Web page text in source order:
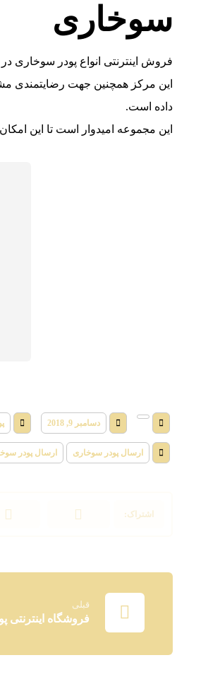
سوخاری
فروش اینترنتی انواع پودر سوخاری
این مرکز همچنین جهت رضایتمندی
داده است.
این مجموعه امیدوار است تا این
دسامبر 9, 2018
ارسال پودر سوخاری ارسال پودر
قبلی
فروشگاه اینترنتی